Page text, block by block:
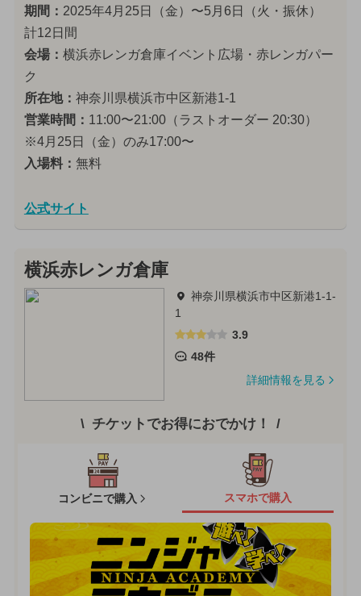
期間： 2025年4月25日（金）〜5月6日（火・振休）
計12日間
会場： 横浜赤レンガ倉庫イベント広場・赤レンガパー
ク
所在地： 神奈川県横浜市中区新港1-1
営業時間： 11:00〜21:00（ラストオーダー 20:30）
※4月25日（金）のみ17:00〜
入場料： 無料
公式サイト
横浜赤レンガ倉庫
神奈川県横浜市中区新港1-1-
1
3.9
48件
詳細情報を見る
チケットでお得におでかけ！
コンビニで購入 スマホで購入